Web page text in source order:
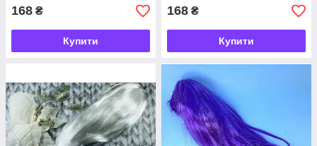
168 ₴
Купити
168 ₴
Купити